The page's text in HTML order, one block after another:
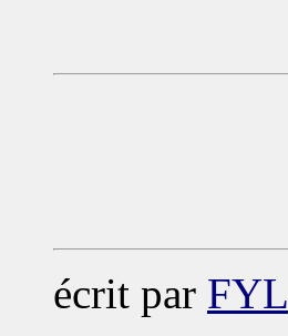
écrit par FYL